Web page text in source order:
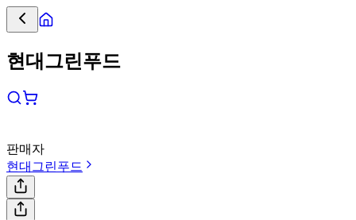
현대그린푸드
판매자
현대그린푸드